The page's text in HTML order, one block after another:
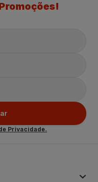
Privacidade.